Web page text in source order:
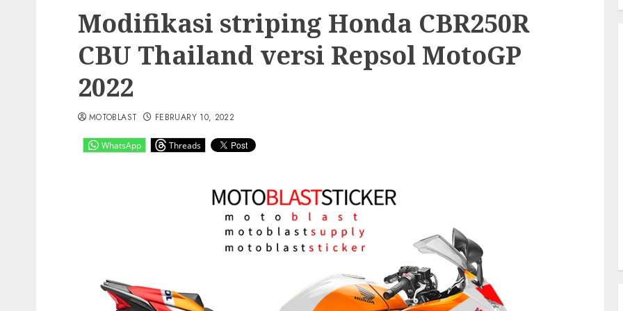
Modifikasi striping Honda CBR250R
CBU Thailand versi Repsol MotoGP
2022
WhatsApp Threads
MOTOBLAST FEBRUARY 10, 2022